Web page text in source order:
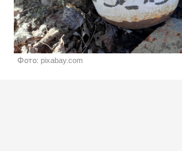
Фото: pixabay.com